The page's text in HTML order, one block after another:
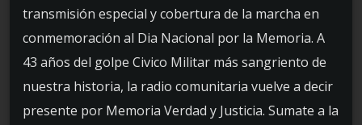
transmisión especial y cobertura de la marcha en
conmemoración al Dia Nacional por la Memoria. A
43 años del golpe Civico Militar más sangriento de
nuestra historia, la radio comunitaria vuelve a decir
presente por Memoria Verdad y Justicia. Sumate a la